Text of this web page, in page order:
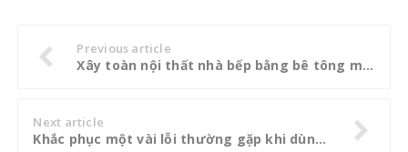
Previous article
Xây toàn nội thất nhà bếp bằng bê tông mà vẫn đẹp đến khó tin
Next article
Khắc phục một vài lỗi thường gặp khi dùng cửa kính cường lực